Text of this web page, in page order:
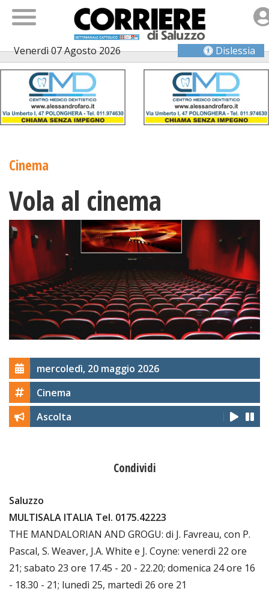
Venerdì 07 Agosto 2026 Dislessia
Cinema
Vola al cinema
mercoledì, 20 maggio 2026
Cinema
Ascolta
Condividi
Saluzzo
MULTISALA ITALIA Tel. 0175.42223
THE MANDALORIAN AND GROGU: di J. Favreau, con P.
Pascal, S. Weaver, J.A. White e J. Coyne: venerdì 22 ore
21; sabato 23 ore 17.45 - 20 - 22.20; domenica 24 ore 16
- 18.30 - 21; lunedì 25, martedì 26 ore 21